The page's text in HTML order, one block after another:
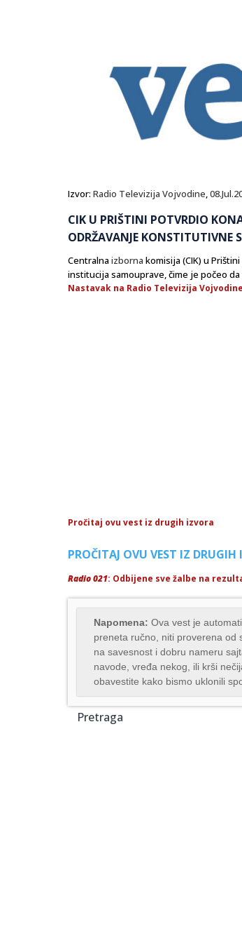
Izvor: Radio Televizija Vojvodine,
CIK U PRIŠTINI POTVRDIO
ODRŽAVANJE KONSTITUTIVNE
Centralna izborna komisija (CIK) u
institucija samouprave, čime je počeo
Nastavak na Radio Televizija
Pročitaj ovu vest iz drugih izvora
PROČITAJ OVU VEST IZ DRUGIH
Radio 021: Odbijene sve žalbe na
Napomena: Ova vest je
preneta ručno, niti proverena od
na savesnost i dobru nameru
navode, vređa nekog, ili krši
obavestite kako bismo uklonili
Pretraga